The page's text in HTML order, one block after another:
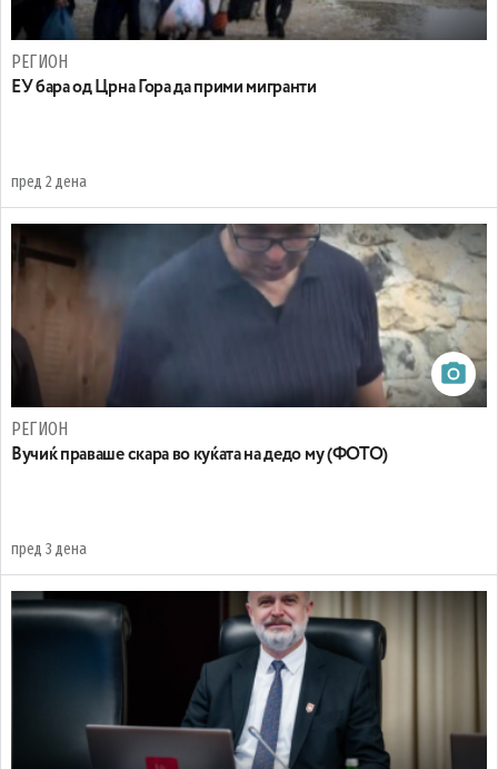
РЕГИОН
EУ бара од Црна Гора да прими мигранти
пред 2 дена
РЕГИОН
Вучиќ праваше скара во куќата на дедо му (ФОТО)
пред 3 дена